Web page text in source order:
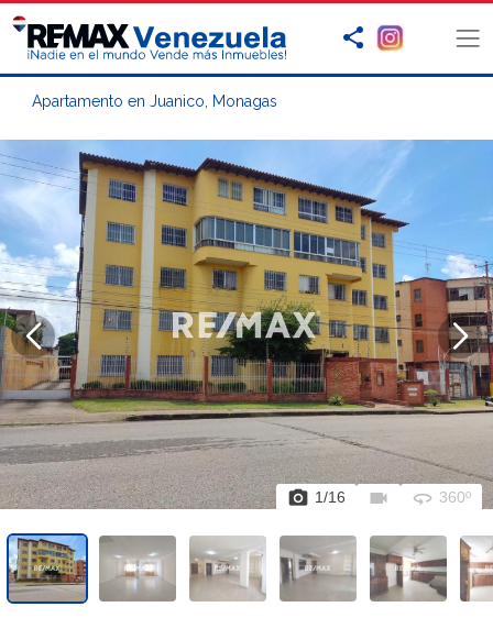
Apartamento en Juanico, Monagas
photo_camera 1/16 videocam 360 360º